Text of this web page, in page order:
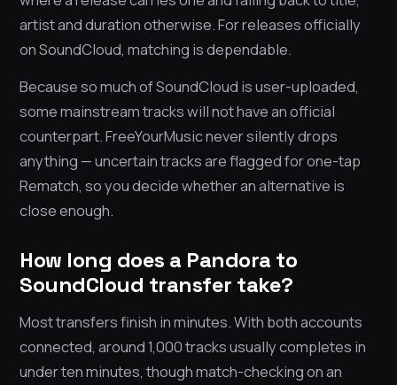
artist and duration otherwise. For releases officially
on SoundCloud, matching is dependable.
Because so much of SoundCloud is user-uploaded,
some mainstream tracks will not have an official
counterpart. FreeYourMusic never silently drops
anything — uncertain tracks are flagged for one-tap
Rematch, so you decide whether an alternative is
close enough.
How long does a Pandora to
SoundCloud transfer take?
Most transfers finish in minutes. With both accounts
connected, around 1,000 tracks usually completes in
under ten minutes, though match-checking on an